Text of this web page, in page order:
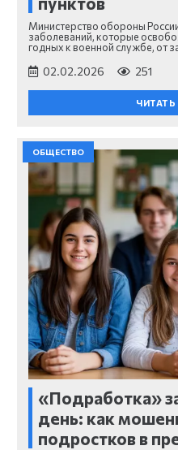
Министерство обороны
заболеваний, которые
годных к военной службе, от
02.02.2026 251
ОБЩЕСТВО
«Подработка»
день: как
подростков в